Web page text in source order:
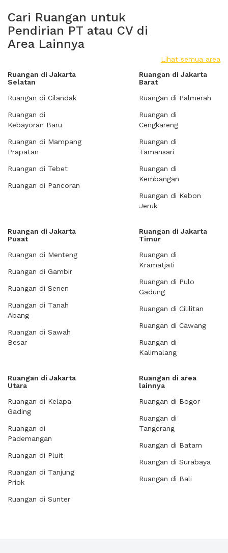
Cari Ruangan untuk
Pendirian PT atau CV di
Area Lainnya
Lihat semua area
Ruangan di Jakarta
Selatan
Ruangan di Cilandak
Ruangan di
Kebayoran Baru
Ruangan di Mampang
Prapatan
Ruangan di Tebet
Ruangan di Pancoran
Ruangan di Jakarta
Barat
Ruangan di Palmerah
Ruangan di
Cengkareng
Ruangan di
Tamansari
Ruangan di
Kembangan
Ruangan di Kebon
Jeruk
Ruangan di Jakarta
Pusat
Ruangan di Menteng
Ruangan di Gambir
Ruangan di Senen
Ruangan di Tanah
Abang
Ruangan di Sawah
Besar
Ruangan di Jakarta
Timur
Ruangan di
Kramatjati
Ruangan di Pulo
Gadung
Ruangan di Cililitan
Ruangan di Cawang
Ruangan di
Kalimalang
Ruangan di Jakarta
Utara
Ruangan di Kelapa
Gading
Ruangan di
Pademangan
Ruangan di Pluit
Ruangan di Tanjung
Priok
Ruangan di Sunter
Ruangan di area
lainnya
Ruangan di Bogor
Ruangan di
Tangerang
Ruangan di Batam
Ruangan di Surabaya
Ruangan di Bali